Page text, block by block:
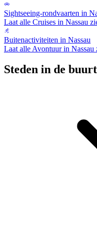
Sightseeing-rondvaarten in
Laat alle Cruises in Nassau
Buitenactiviteiten in Nassau
Laat alle Avontuur in Nassau
Steden in de